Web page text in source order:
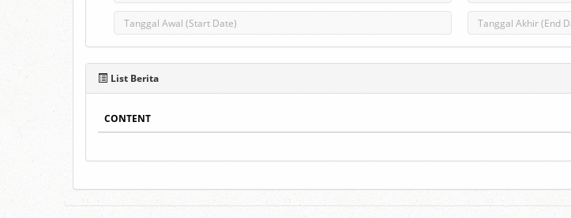
List Berita
CONTENT